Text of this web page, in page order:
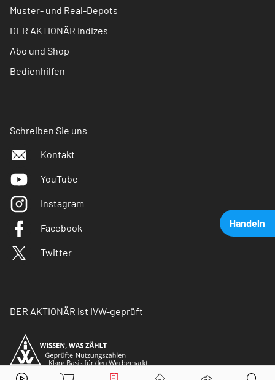
Handeln
Muster- und Real-Depots
DER AKTIONÄR Indizes
Abo und Shop
Bedienhilfen
Schreiben Sie uns
Kontakt
YouTube
Instagram
Facebook
Twitter
DER AKTIONÄR ist IVW-geprüft